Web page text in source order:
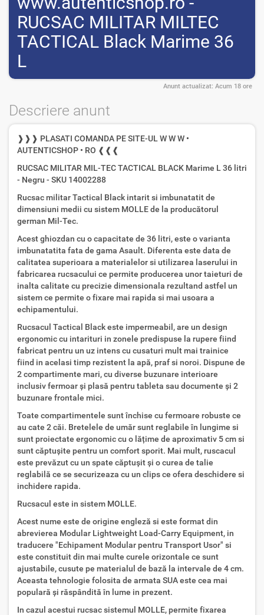
RUCSAC MILITAR MILTEC
TACTICAL Black Marime 36
L
Anunt actualizat: Acum 18 ore
Descriere anunt
❱❱❱ PLASATI COMANDA PE SITE-UL W W W •
AUTENTICSHOP • RO ❰❰❰
RUCSAC MILITAR MIL-TEC TACTICAL BLACK Marime L 36 litri
- Negru - SKU 14002288
Rucsac militar Tactical Black intarit si imbunatatit de
dimensiuni medii cu sistem MOLLE de la producătorul
german Mil-Tec.
Acest ghiozdan cu o capacitate de 36 litri, este o varianta
imbunatatita fata de gama Asault. Diferenta este data de
calitatea superioara a materialelor si utilizarea laserului in
fabricarea rucsacului ce permite producerea unor taieturi de
inalta calitate cu precizie dimensionala rezultand astfel un
sistem ce permite o fixare mai rapida si mai usoara a
echipamentului.
Rucsacul Tactical Black este impermeabil, are un design
ergonomic cu intarituri in zonele predispuse la rupere fiind
fabricat pentru un uz intens cu cusaturi mult mai trainice
fiind in acelasi timp rezistent la apă, praf si noroi. Dispune de
2 compartimente mari, cu diverse buzunare interioare
inclusiv fermoar și plasă pentru tableta sau documente și 2
buzunare frontale mici.
Toate compartimentele sunt închise cu fermoare robuste ce
au cate 2 căi. Bretelele de umăr sunt reglabile în lungime si
sunt proiectate ergonomic cu o lățime de aproximativ 5 cm si
sunt căptușite pentru un comfort sporit. Mai mult, ruscacul
este prevăzut cu un spate căptușit și o curea de talie
reglabilă ce se securizeaza cu un clips ce ofera deschidere si
inchidere rapida.
Rucsacul este in sistem MOLLE.
Acest nume este de origine engleză si este format din
abrevierea Modular Lightweight Load-Carry Equipment, in
traducere "Echipament Modular pentru Transport Usor" si
este constituit din mai multe curele orizontale ce sunt
ajustabile, cusute pe materialul de bază la intervale de 4 cm.
Aceasta tehnologie folosita de armata SUA este cea mai
populară și răspândită în lume in prezent.
In cazul acestui rucsac sistemul MOLLE, permite fixarea